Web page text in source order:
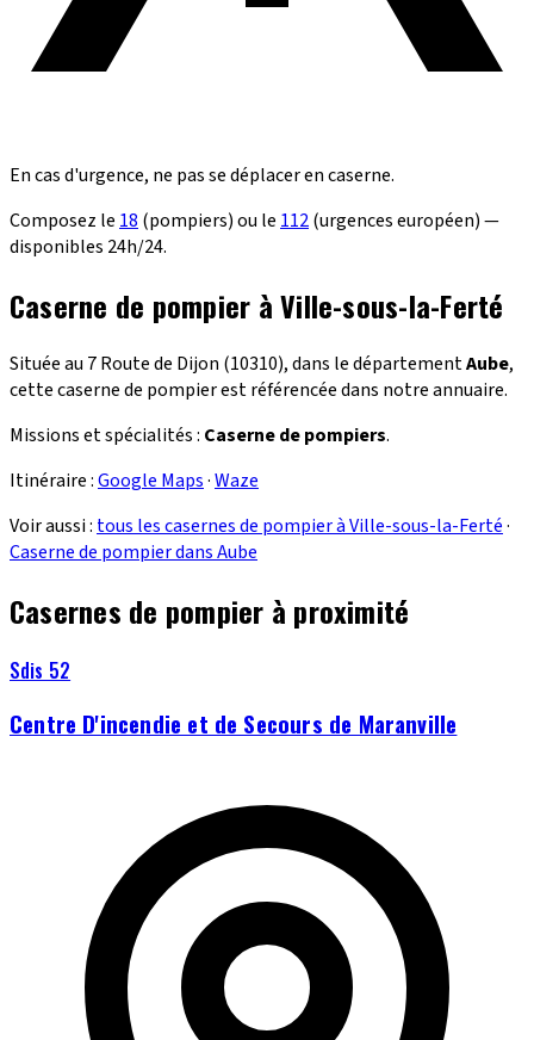
En cas d'urgence, ne pas se déplacer en caserne.
Composez le 18 (pompiers) ou le 112(urgences européen) —
disponibles 24h/24.
Caserne de pompier à Ville-sous-la-Ferté
Située au 7 Route de Dijon (10310), dans le départementAube,
cette caserne de pompier est référencée dans notre annuaire.
Missions et spécialités : Caserne de pompiers.
Itinéraire :Google Maps·Waze
Voir aussi : tous les casernes de pompier à Ville-sous-la-Ferté·
Caserne de pompier dans Aube
Casernes de pompier à proximité
Sdis 52
Centre D'incendie et de Secours de Maranville